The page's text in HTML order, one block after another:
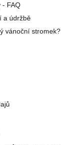
- FAQ
a údržbě
vánoční stromek?